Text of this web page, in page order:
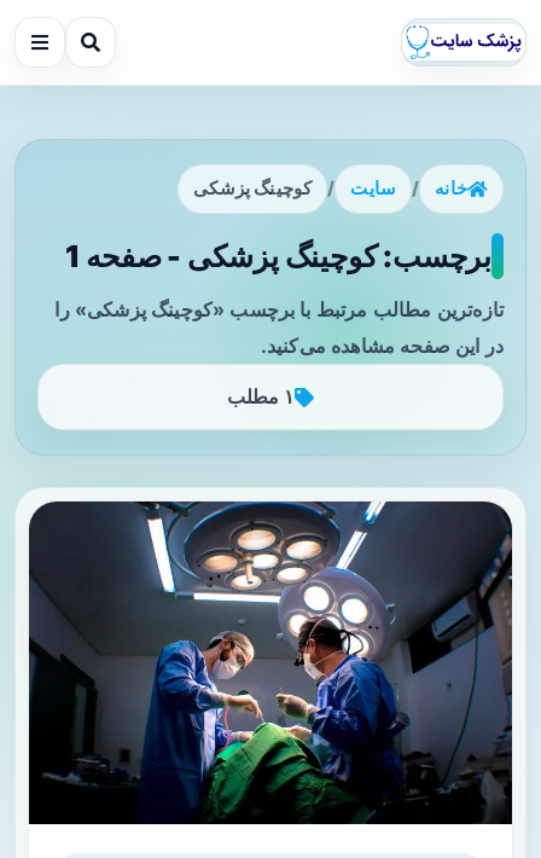
خانه / سایت / کوچینگ پزشکی
برچسب: کوچینگ پزشکی - صفحه 1
تازه‌ترین مطالب مرتبط با برچسب «کوچینگ پزشکی» را
در این صفحه مشاهده می‌کنید.
۱ مطلب